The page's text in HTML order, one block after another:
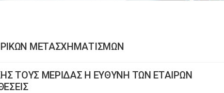
ΜΕΤΑΣΧΗΜΑΤΙΣΜΩΝ
ΤΟΥΣ ΜΕΡΙΔΑΣ Η ΕΥΘΥΝΗ ΤΩΝ ΕΤΑΙΡΩΝ